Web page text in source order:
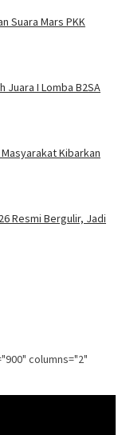
Suara Mars PKK
Juara I Lomba B2SA
Masyarakat Kibarkan
Resmi Bergulir, Jadi
columns="2"